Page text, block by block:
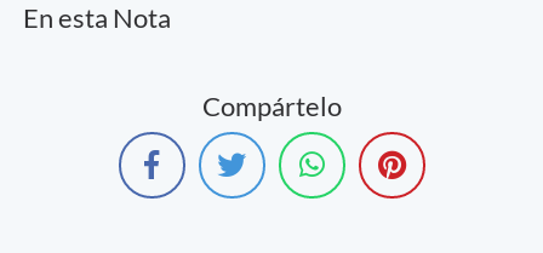
En esta Nota
Compártelo